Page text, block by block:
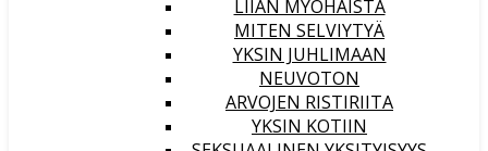
LIIAN MYÖHÄISTÄ
MITEN SELVIYTYÄ
YKSIN JUHLIMAAN
NEUVOTON
ARVOJEN RISTIRIITA
YKSIN KOTIIN